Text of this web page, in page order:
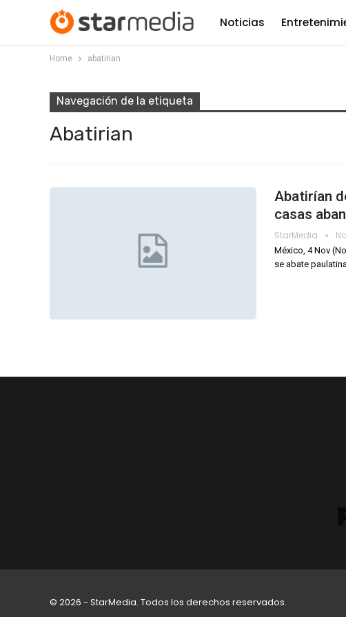
Noticias
Home abatirian
Navegación de la etiqueta
Abatirian
Abatirían
casas
StarMedia
México, 4 Nov
se abate
© 2026 - StarMedia. Todos los derechos reservados.